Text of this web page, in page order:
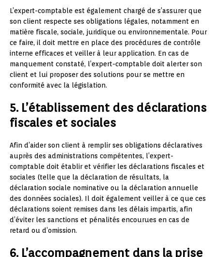
L’expert-comptable est également chargé de s’assurer que
son client respecte ses obligations légales, notamment en
matière fiscale, sociale, juridique ou environnementale. Pour
ce faire, il doit mettre en place des procédures de contrôle
interne efficaces et veiller à leur application. En cas de
manquement constaté, l’expert-comptable doit alerter son
client et lui proposer des solutions pour se mettre en
conformité avec la législation.
5. L’établissement des déclarations
fiscales et sociales
Afin d’aider son client à remplir ses obligations déclaratives
auprès des administrations compétentes, l’expert-
comptable doit établir et vérifier les déclarations fiscales et
sociales (telle que la déclaration de résultats, la
déclaration sociale nominative ou la déclaration annuelle
des données sociales). Il doit également veiller à ce que ces
déclarations soient remises dans les délais impartis, afin
d’éviter les sanctions et pénalités encourues en cas de
retard ou d’omission.
6. L’accompagnement dans la prise